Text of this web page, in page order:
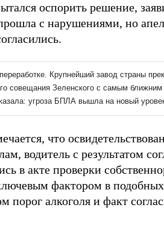
оспорить решение,
с нарушениями, но
что
водитель с результатом
в акте проверки
фактором в подобных
порог алкоголя и факт